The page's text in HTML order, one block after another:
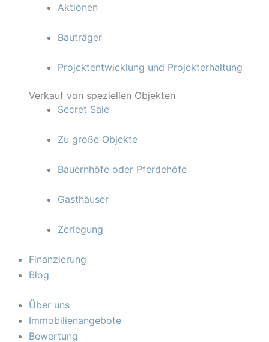
Aktionen
Bauträger
Projektentwicklung und Projekterhaltung
Verkauf von speziellen Objekten
Secret Sale
Zu große Objekte
Bauernhöfe oder Pferdehöfe
Gasthäuser
Zerlegung
Finanzierung
Blog
Über uns
Immobilienangebote
Bewertung